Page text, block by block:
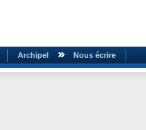
Archipel Nous écrire